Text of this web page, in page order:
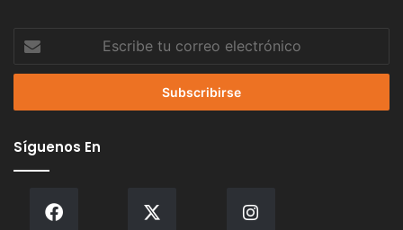
correo
Síguenos En